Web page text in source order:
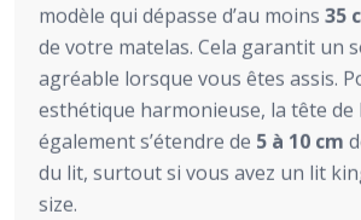
modèle qui dépasse d’au moins 35
de votre matelas. Cela garantit un
agréable lorsque vous êtes assis.
esthétique harmonieuse, la tête
également s’étendre de 5 à 10 cm
du lit, surtout si vous avez un lit
size.